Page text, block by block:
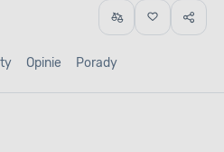
Opinie Porady